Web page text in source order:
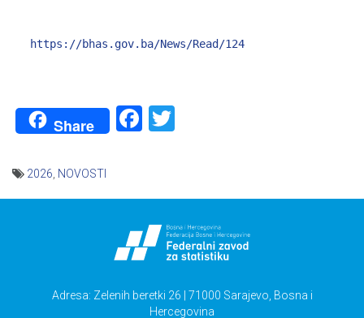
https://bhas.gov.ba/News/Read/124
Share Facebook
2026, NOVOSTI
Adresa: Zelenih beretki 26 | 71000 Sarajevo, Bosna i
Hercegovina